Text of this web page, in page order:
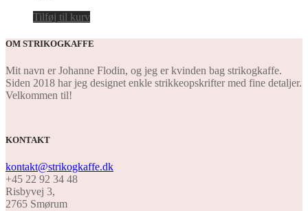
Tilføj til kurv
OM STRIKOGKAFFE
Mit navn er Johanne Flodin, og jeg er kvinden bag strikogkaffe.
Siden 2018 har jeg designet enkle strikkeopskrifter med fine detaljer.
Velkommen til!
KONTAKT
kontakt@strikogkaffe.dk
+45 22 92 34 48
Risbyvej 3,
2765 Smørum